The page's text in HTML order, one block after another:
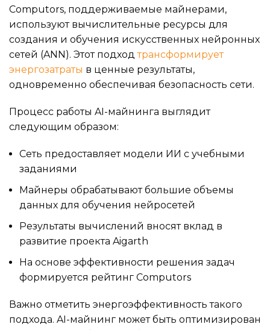
Computors, поддерживаемые майнерами,
используют вычислительные ресурсы для
создания и обучения искусственных нейронных
сетей (ANN). Этот подходтрансформирует
энергозатраты в ценные результаты,
одновременно обеспечивая безопасность сети.
Процесс работы AI-майнинга выглядит
следующим образом:
Сеть предоставляет модели ИИ с учебными
заданиями
Майнеры обрабатывают большие объемы
данных для обучения нейросетей
Результаты вычислений вносят вклад в
развитие проекта Aigarth
На основе эффективности решения задач
формируется рейтинг Computors
Важно отметить энергоэффективность такого
подхода. AI-майнинг может быть оптимизирован